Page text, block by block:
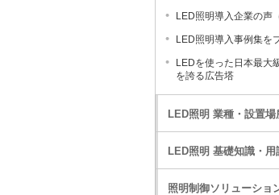
LED照明導入企業の声
LED照明導入事例集を
LEDを使った日本最大
を誇る広告塔
LED照明 業種・設置場
LED照明 基礎知識・用
照明制御ソリューショ